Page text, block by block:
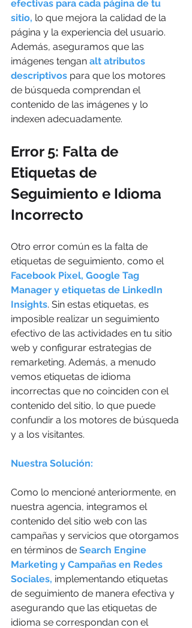
efectivas para cada página de tu
sitio, lo que mejora la calidad de la
página y la experiencia del usuario.
Además, aseguramos que las
imágenes tengan alt atributos
descriptivos para que los motores
de búsqueda comprendan el
contenido de las imágenes y lo
indexen adecuadamente.
Error 5: Falta de
Etiquetas de
Seguimiento e Idioma
Incorrecto
Otro error común es la falta de
etiquetas de seguimiento, como el
Facebook Pixel, Google Tag
Manager y etiquetas de LinkedIn
Insights. Sin estas etiquetas, es
imposible realizar un seguimiento
efectivo de las actividades en tu sitio
web y configurar estrategias de
remarketing. Además, a menudo
vemos etiquetas de idioma
incorrectas que no coinciden con el
contenido del sitio, lo que puede
confundir a los motores de búsqueda
y a los visitantes.
Nuestra Solución:
Como lo mencioné anteriormente, en
nuestra agencia, integramos el
contenido del sitio web con las
campañas y servicios que otorgamos
en términos de Search Engine
Marketing y Campañas en Redes
Sociales, implementando etiquetas
de seguimiento de manera efectiva y
asegurando que las etiquetas de
idioma se correspondan con el